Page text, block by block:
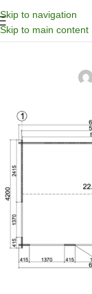
Skip to navigation
Skip to main content